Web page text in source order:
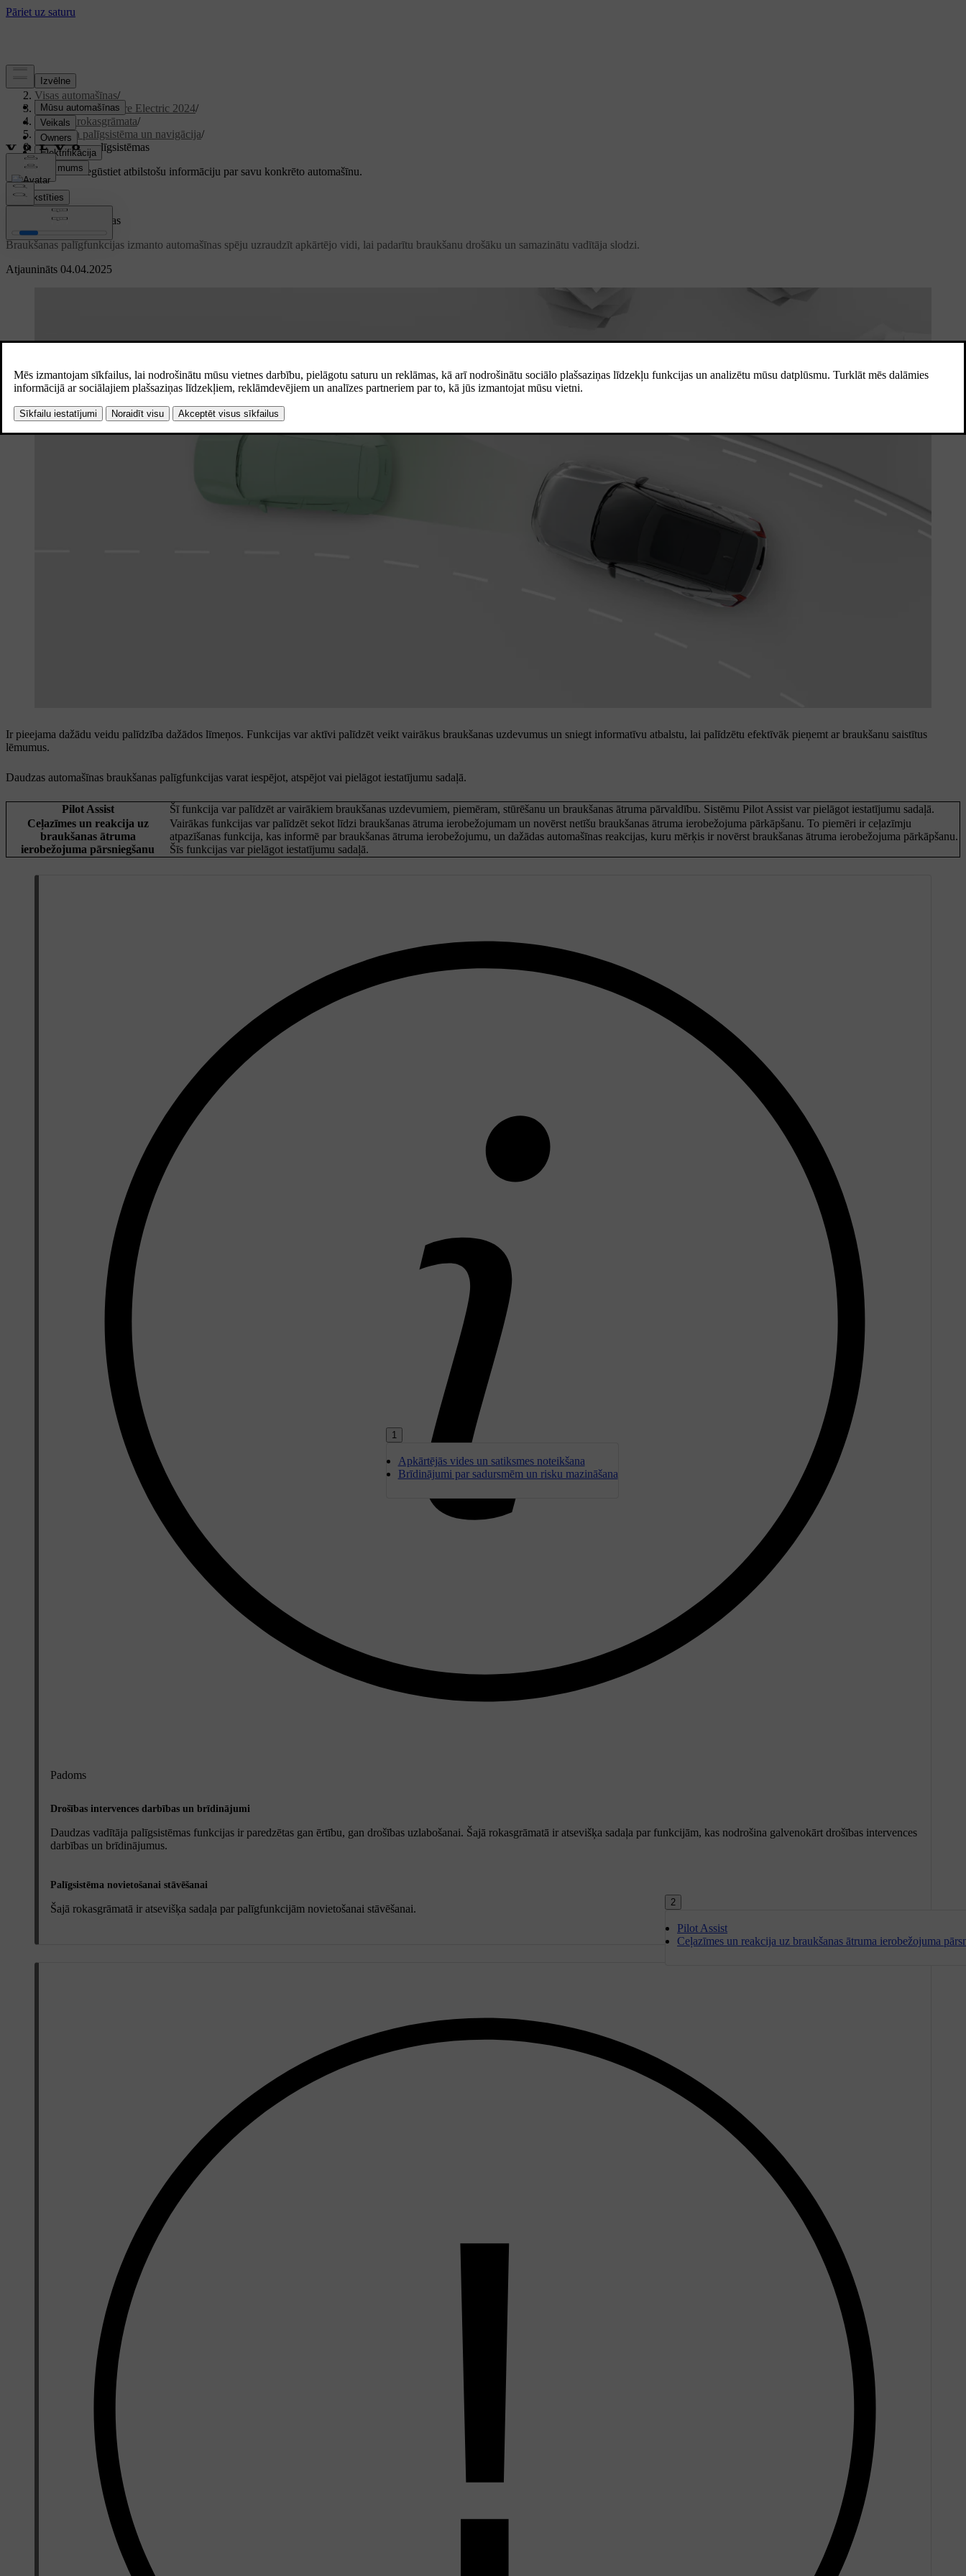
Atbalsts
Visas automašīnas/
XC40 Recharge Pure Electric 2024/
Lietotāja rokasgrāmata/
Vadītāja palīgsistēma un navigācija/
Braukšanas palīgsistēmas
Pielāgots atbalsts Iegūstiet atbilstošu informāciju par savu konkrēto automašīnu.
Pierakstīties
Atjaunināts 04.04.2025
Braukšanas palīgsistēmas
Braukšanas palīgfunkcijas izmanto automašīnas spēju uzraudzīt apkārtējo vidi, lai padarītu braukšanu drošāku un samazinātu vadītāja slodzi.
1
Apkārtējās vides un satiksmes noteikšana
Brīdinājumi par sadursmēm un risku mazināšana
2
Pilot Assist
Ceļazīmes un reakcija uz braukšanas ātruma ierobežojuma
Ir pieejama dažādu veidu palīdzība dažādos līmeņos. Funkcijas var aktīvi palīdzēt veikt vairākus braukšanas uzdevumus un sniegt informatīvu atbalstu, lai palīdzētu efektīvāk pieņemt ar braukšanu saistītus
lēmumus.
Daudzas automašīnas braukšanas palīgfunkcijas varat iespējot, atspējot vai pielāgot iestatījumu sadaļā.
Pilot Assist
Šī funkcija var palīdzēt ar vairākiem braukšanas uzdevumiem, piemēram, stūrēšanu un braukšanas ātruma pārvaldību. Sistēmu Pilot Assist var pielāgot iestatījumu sadaļā.
Ceļazīmes un reakcija uz
braukšanas ātruma
ierobežojuma pārsniegšanu
Vairākas funkcijas var palīdzēt sekot līdzi braukšanas ātruma ierobežojumam un novērst netīšu braukšanas ātruma ierobežojuma pārkāpšanu. To piemēri ir ceļazīmju
atpazīšanas funkcija, kas informē par braukšanas ātruma ierobežojumu, un dažādas automašīnas reakcijas, kuru mērķis ir novērst braukšanas ātruma ierobežojuma pārkāpšanu.
Šīs funkcijas var pielāgot iestatījumu sadaļā.
Padoms
Drošības intervences darbības un brīdinājumi
Daudzas vadītāja palīgsistēmas funkcijas ir paredzētas gan ērtību, gan drošības uzlabošanai. Šajā rokasgrāmatā ir atsevišķa sadaļa par funkcijām, kas nodrošina galvenokārt drošības intervences
darbības un brīdinājumus.
Palīgsistēma novietošanai stāvēšanai
Šajā rokasgrāmatā ir atsevišķa sadaļa par palīgfunkcijām novietošanai stāvēšanai.